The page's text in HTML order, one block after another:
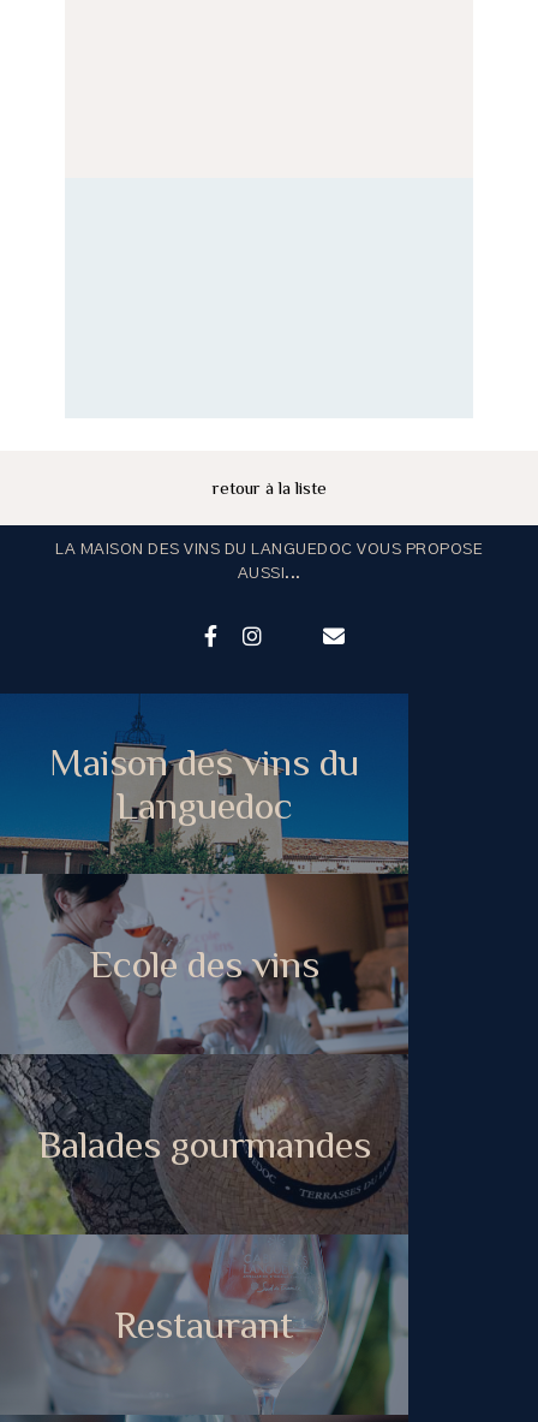
retour à la liste
LA MAISON DES VINS DU LANGUEDOC VOUS PROPOSE
AUSSI...
Maison des vins du
Languedoc
Ecole des vins
Balades gourmandes
Restaurant